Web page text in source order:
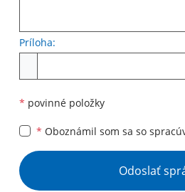
Príloha:
* povinné položky
* Oboznámil som sa so
Google reCaptcha Response
Odoslať